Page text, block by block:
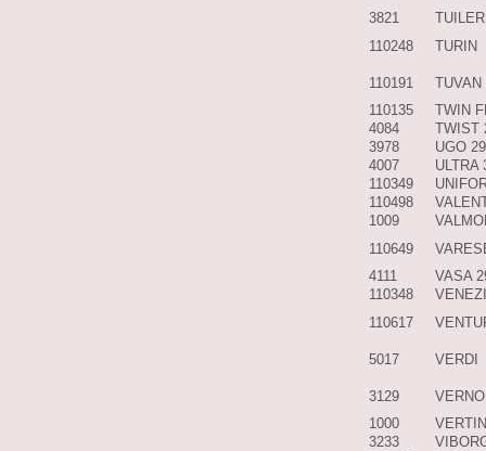
3821
110248
TURIN
110191
TUVAN
110135
TWIN
4084
TWIST
3978
UGO
4007
ULTRA
110349
110498
1009
110649
4111
VASA
110348
110617
5017 VERDI
3129
1000
3233